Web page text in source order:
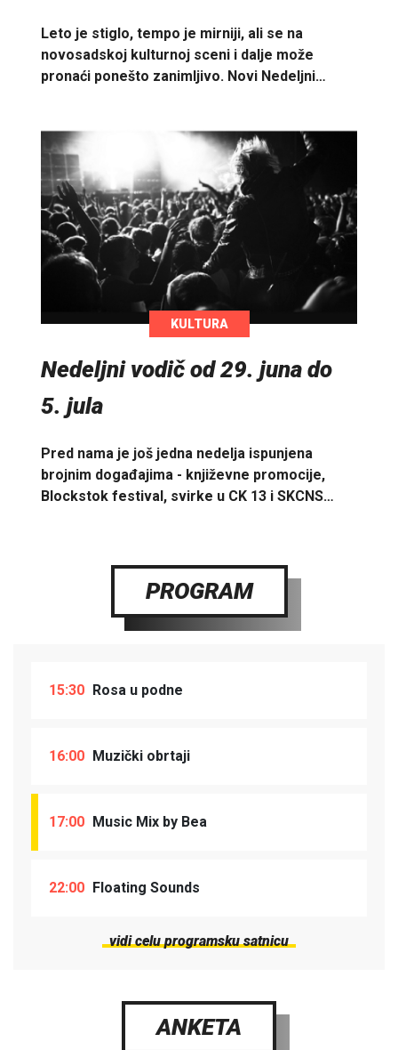
Leto je stiglo, tempo je mirniji, ali se na
novosadskoj kulturnoj sceni i dalje može
pronaći ponešto zanimljivo. Novi Nedeljni…
KULTURA
Nedeljni vodič od 29. juna do
5. jula
Pred nama je još jedna nedelja ispunjena
brojnim događajima - književne promocije,
Blockstok festival, svirke u CK 13 i SKCNS…
PROGRAM
15:30 Rosa u podne
16:00 Muzički obrtaji
17:00 Music Mix by Bea
22:00 Floating Sounds
vidi celu programsku satnicu
ANKETA